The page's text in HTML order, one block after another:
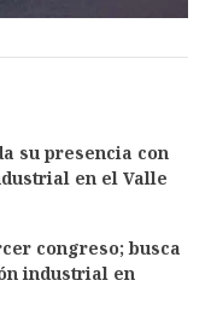
su presencia con
en el Valle
congreso; busca
industrial en